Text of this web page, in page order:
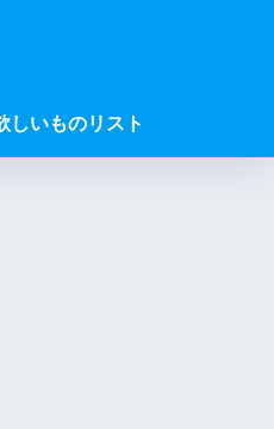
しいものリスト